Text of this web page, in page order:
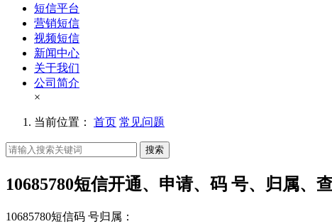
短信平台
营销短信
视频短信
新闻中心
关于我们
公司简介
×
当前位置： 首页 常见问题
搜索
10685780短信开通、申请、码 号、归属、
10685780短信码 号归属：